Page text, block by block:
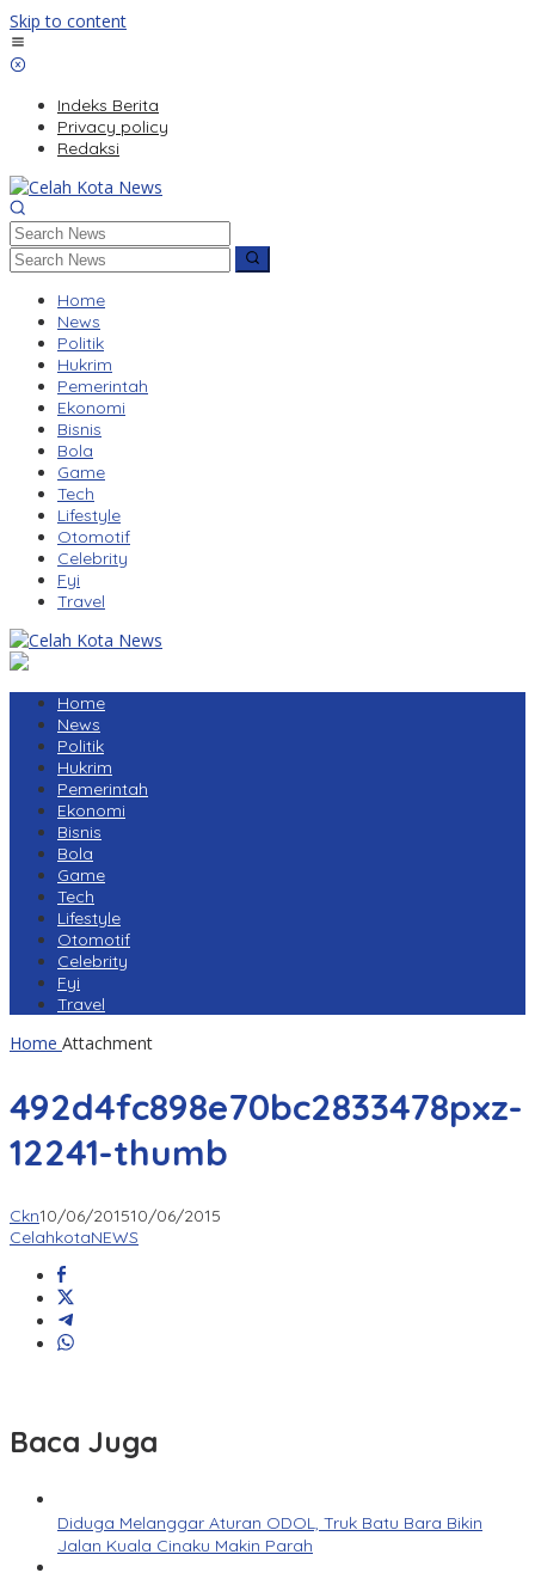
Skip to content
Indeks Berita
Privacy policy
Redaksi
Home
News
Politik
Hukrim
Pemerintah
Ekonomi
Bisnis
Bola
Game
Tech
Lifestyle
Otomotif
Celebrity
Fyi
Travel
Home
News
Politik
Hukrim
Pemerintah
Ekonomi
Bisnis
Bola
Game
Tech
Lifestyle
Otomotif
Celebrity
Fyi
Travel
Home Attachment
492d4fc898e70bc2833478pxz-
12241-thumb
Ckn10/06/201510/06/2015
CelahkotaNEWS
Baca Juga
Diduga Melanggar Aturan ODOL, Truk Batu Bara Bikin
Jalan Kuala Cinaku Makin Parah